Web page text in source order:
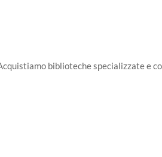
biblioteche specializzate e